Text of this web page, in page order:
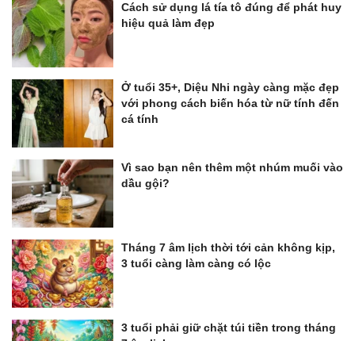
Cách sử dụng lá tía tô đúng để phát huy
hiệu quả làm đẹp
Ở tuổi 35+, Diệu Nhi ngày càng mặc đẹp
với phong cách biến hóa từ nữ tính đến
cá tính
Vì sao bạn nên thêm một nhúm muối vào
dầu gội?
Tháng 7 âm lịch thời tới cản không kịp,
3 tuổi càng làm càng có lộc
3 tuổi phải giữ chặt túi tiền trong tháng